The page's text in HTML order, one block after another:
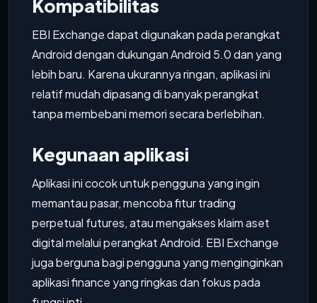
Kompatibilitas
EBI Exchange dapat digunakan pada perangkat
Android dengan dukungan Android 5.0 dan yang
lebih baru. Karena ukurannya ringan, aplikasi ini
relatif mudah dipasang di banyak perangkat
tanpa membebani memori secara berlebihan.
Kegunaan aplikasi
Aplikasi ini cocok untuk pengguna yang ingin
memantau pasar, mencoba fitur trading
perpetual futures, atau mengakses klaim aset
digital melalui perangkat Android. EBI Exchange
juga berguna bagi pengguna yang menginginkan
aplikasi finance yang ringkas dan fokus pada